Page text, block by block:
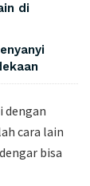
di
dengan
cara lain
bisa